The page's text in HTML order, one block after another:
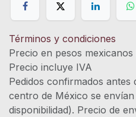
Términos y condiciones
Precio en pesos mexicanos
Precio
Pedidos confirmados antes
centro de México se
disponibilidad). Precio de